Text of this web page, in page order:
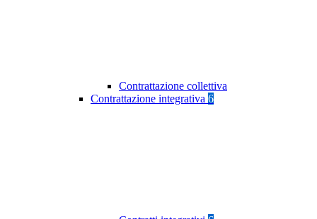
Contrattazione collettiva
Contrattazione integrativa 6